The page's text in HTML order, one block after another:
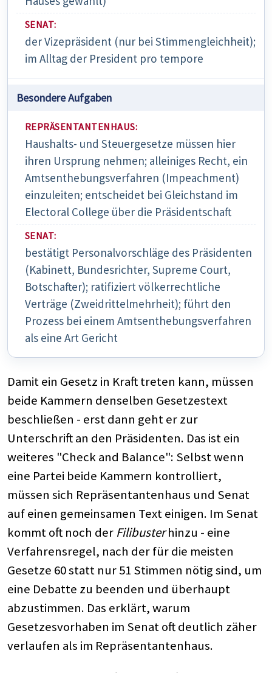
der Vizepräsident (nur bei Stimmengleichheit);
im Alltag der President pro tempore
Besondere Aufgaben
Haushalts- und Steuergesetze müssen hier
ihren Ursprung nehmen; alleiniges Recht, ein
Amtsenthebungsverfahren (Impeachment)
einzuleiten; entscheidet bei Gleichstand im
Electoral College über die Präsidentschaft
bestätigt Personalvorschläge des Präsidenten
(Kabinett, Bundesrichter, Supreme Court,
Botschafter); ratifiziert völkerrechtliche
Verträge (Zweidrittelmehrheit); führt den
Prozess bei einem Amtsenthebungsverfahren
als eine Art Gericht
Damit ein Gesetz in Kraft treten kann, müssen
beide Kammern denselben Gesetzestext
beschließen - erst dann geht er zur
Unterschrift an den Präsidenten. Das ist ein
weiteres "Check and Balance": Selbst wenn
eine Partei beide Kammern kontrolliert,
müssen sich Repräsentantenhaus und Senat
auf einen gemeinsamen Text einigen. Im Senat
kommt oft noch der Filibusterhinzu - eine
Verfahrensregel, nach der für die meisten
Gesetze 60 statt nur 51 Stimmen nötig sind, um
eine Debatte zu beenden und überhaupt
abzustimmen. Das erklärt, warum
Gesetzesvorhaben im Senat oft deutlich zäher
verlaufen als im Repräsentantenhaus.